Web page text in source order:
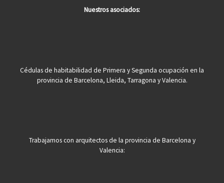
Nuestros asociados:
Cédulas de habitabilidad de Primera y Segunda ocupación en la
provincia de Barcelona, Lleida, Tarragona y Valencia.
Trabajamos con arquitectos de la provincia de Barcelona y
Valencia: